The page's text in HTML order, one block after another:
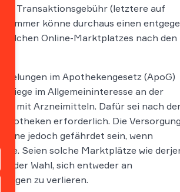
Transaktionsgebühr (letztere auf
könne durchaus einen
Online-Marktplatzes nach den
im Apothekengesetz (ApoG)
liege im Allgemeininteresse an der
mit Arzneimitteln. Dafür sei nach
erforderlich. Die
jedoch gefährdet sein, wenn
Seien solche Marktplätze wie
der Wahl, sich entweder an
zu verlieren.